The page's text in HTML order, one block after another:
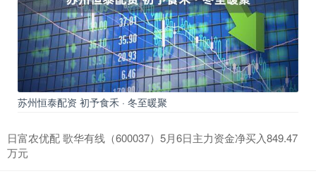
苏州恒泰配资 初予食禾 · 冬至暖聚
日富农优配 歌华有线（600037）5月6日主力资金净买入849.47
万元